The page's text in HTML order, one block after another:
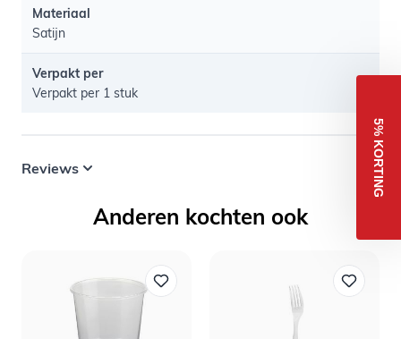
Materiaal
Satijn
Verpakt per
Verpakt per 1 stuk
Reviews
Anderen kochten ook
5% KORTING